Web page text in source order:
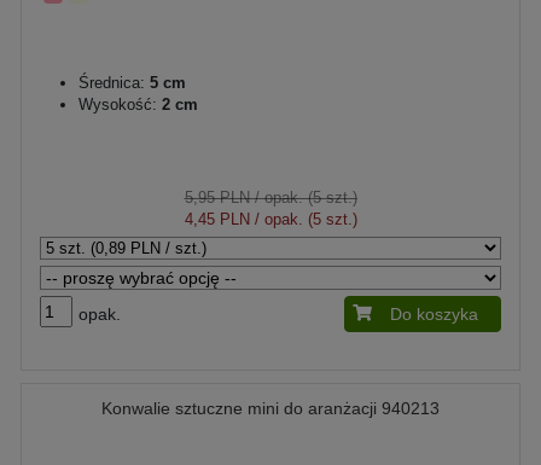
Średnica: 5 cm
Wysokość: 2 cm
5,95 PLN/ opak. (5 szt.)
4,45 PLN / opak. (5 szt.)
opak. Do koszyka
Konwalie sztuczne mini do aranżacji 940213